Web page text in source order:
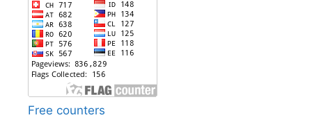
Free counters